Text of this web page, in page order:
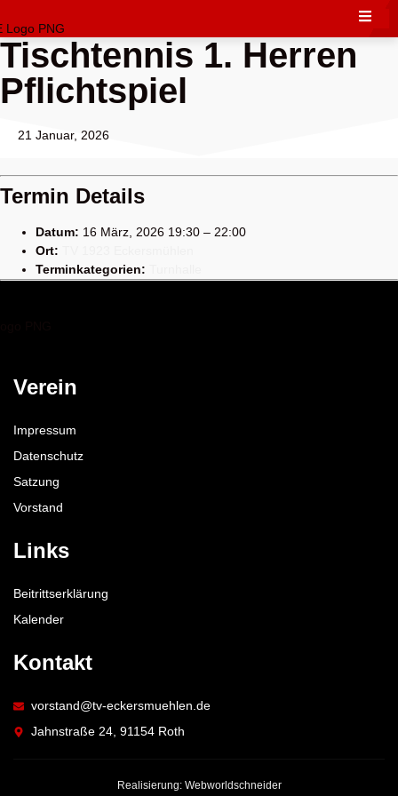
Tischtennis 1. Herren
Pflichtspiel
21 Januar, 2026
Termin Details
Datum: 16 März, 2026 19:30 – 22:00
Ort:
Terminkategorien:
Verein
Impressum
Datenschutz
Satzung
Vorstand
Links
Beitrittserklärung
Kalender
Kontakt
vorstand@tv-eckersmuehlen.de
Jahnstraße 24, 91154 Roth
Realisierung: Webworldschneider